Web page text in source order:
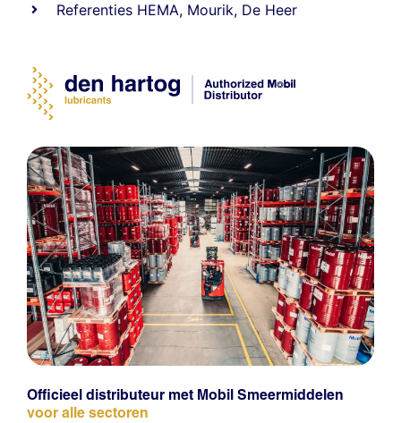
Referenties HEMA, Mourik, De Heer
Officieel distributeur met Mobil Smeermiddelen
voor alle sectoren